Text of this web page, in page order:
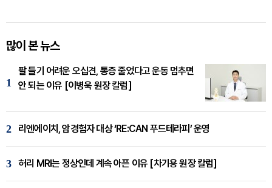
많이 본 뉴스
1
팔 들기 어려운 오십견, 통증 줄었다고 운동 멈추면
안 되는 이유 [이병욱 원장 칼럼]
2 리엔에이치, 암경험자 대상 ‘RE:CAN 푸드테라피’ 운영
3 허리 MRI는 정상인데 계속 아픈 이유 [차기용 원장 칼럼]